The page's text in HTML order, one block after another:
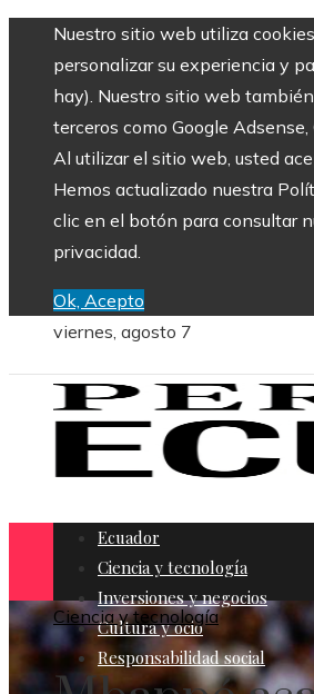
Nuestro sitio web utiliza
personalizar su experiencia y
hay). Nuestro sitio web
terceros como Google
Al utilizar el sitio web, usted
Hemos actualizado nuestra
clic en el botón para consultar
privacidad.
Ok, Acepto
viernes, agosto 7
Ecuador
Ciencia y tecnología
Inversiones y negocios
Cultura y ocio
Responsabilidad social
Ciencia y tecnología